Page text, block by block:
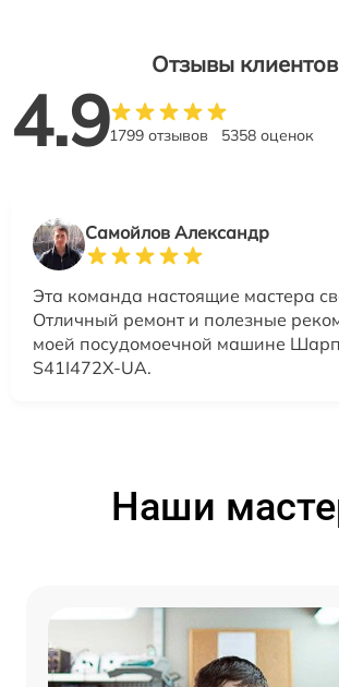
Отзывы клиентов
4.91799 отзывов 5358 оценок
Самойлов Александр
Эта команда настоящие мастера
Отличный ремонт и полезные
моей посудомоечной машине
S41I472X-UA.
Наши